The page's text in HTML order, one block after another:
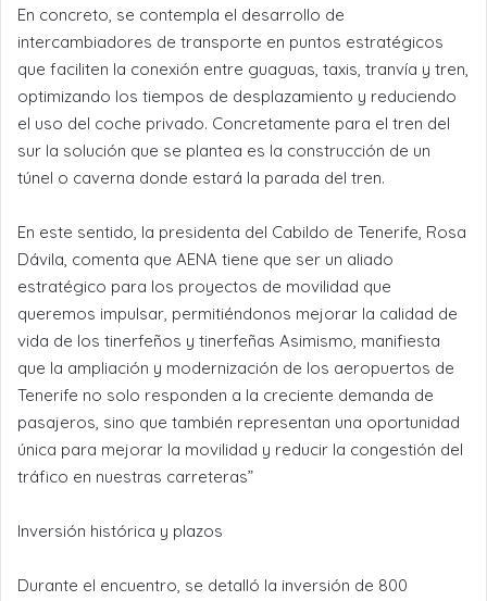
En concreto, se contempla el desarrollo de
intercambiadores de transporte en puntos estratégicos
que faciliten la conexión entre guaguas, taxis, tranvía y tren,
optimizando los tiempos de desplazamiento y reduciendo
el uso del coche privado. Concretamente para el tren del
sur la solución que se plantea es la construcción de un
túnel o caverna donde estará la parada del tren.
En este sentido, la presidenta del Cabildo de Tenerife, Rosa
Dávila, comenta que AENA tiene que ser un aliado
estratégico para los proyectos de movilidad que
queremos impulsar, permitiéndonos mejorar la calidad de
vida de los tinerfeños y tinerfeñas Asimismo, manifiesta
que la ampliación y modernización de los aeropuertos de
Tenerife no solo responden a la creciente demanda de
pasajeros, sino que también representan una oportunidad
única para mejorar la movilidad y reducir la congestión del
tráfico en nuestras carreteras”
Inversión histórica y plazos
Durante el encuentro, se detalló la inversión de 800